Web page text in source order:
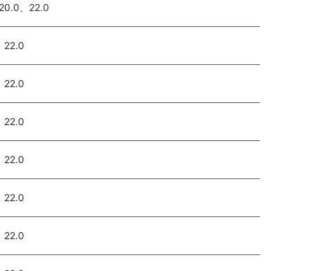
、22.0
22.0
22.0
22.0
22.0
22.0
22.0